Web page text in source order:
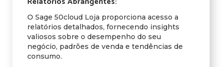
O Sage 50cloud Loja proporciona acesso a
relatórios detalhados, fornecendo insights
valiosos sobre o desempenho do seu
negócio, padrões de venda e tendências de
consumo.